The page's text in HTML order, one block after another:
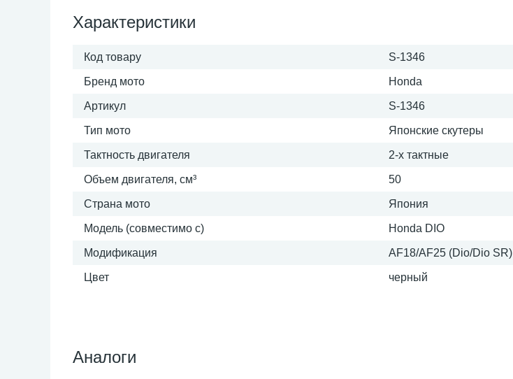
Характеристики
Код товару S-1346
Бренд мото Honda
Артикул S-1346
Тип мото Японские скутеры
Тактность двигателя 2-х тактные
Объем двигателя, см³ 50
Страна мото Япония
Модель (совместимо с) Honda DIO
Модификация AF18/AF25 (Dio/Dio SR)
Цвет черный
Аналоги